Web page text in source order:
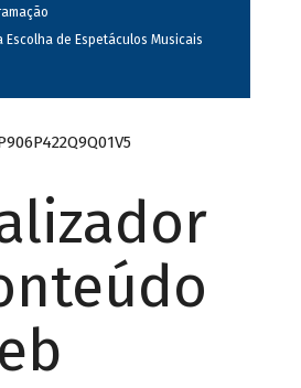
Escolha de Espetáculos Musicais